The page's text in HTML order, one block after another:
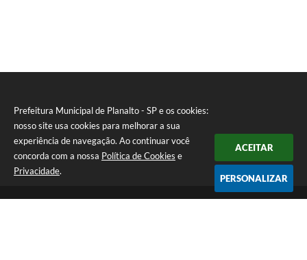
Prefeitura Municipal de Planalto - SP e os cookies:
nosso site usa cookies para melhorar a sua
experiência de navegação. Ao continuar você
concorda com a nossa Política de Cookies e
Privacidade.
ACEITAR
PERSONALIZAR